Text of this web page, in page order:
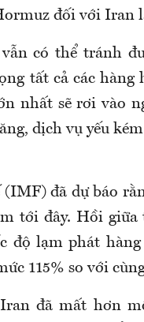
đối với Iran
có thể tránh
tất cả các hàng
nhất sẽ rơi vào
dịch vụ yếu
(IMF) đã dự báo
tới đây. Hồi
độ lạm phát
115% so với
đã mất hơn